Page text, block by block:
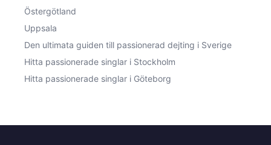
Östergötland
Uppsala
Den ultimata guiden till passionerad dejting i Sverige
Hitta passionerade singlar i Stockholm
Hitta passionerade singlar i Göteborg